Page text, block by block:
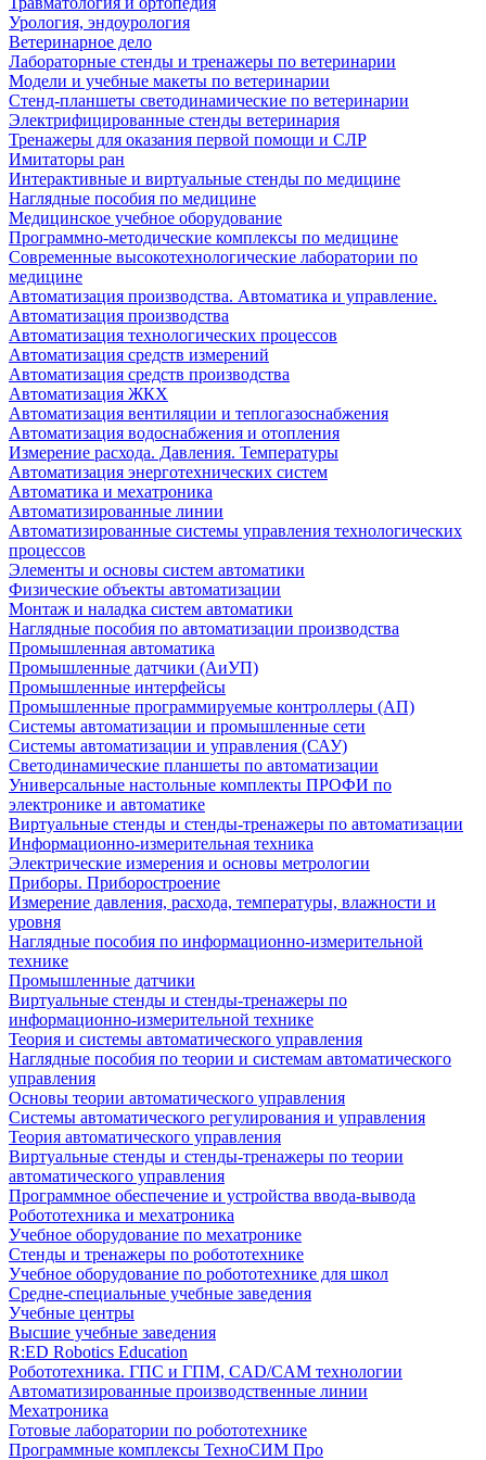
Урология, эндоурология
Ветеринарное дело
Лабораторные стенды и тренажеры по ветеринарии
Модели и учебные макеты по ветеринарии
Стенд-планшеты светодинамические по ветеринарии
Электрифицированные стенды ветеринария
Тренажеры для оказания первой помощи и СЛР
Имитаторы ран
Интерактивные и виртуальные стенды по медицине
Наглядные пособия по медицине
Медицинское учебное оборудование
Программно-методические комплексы по медицине
Современные высокотехнологические лаборатории по
медицине
Автоматизация производства. Автоматика и управление.
Автоматизация производства
Автоматизация технологических процессов
Автоматизация средств измерений
Автоматизация средств производства
Автоматизация ЖКХ
Автоматизация вентиляции и теплогазоснабжения
Автоматизация водоснабжения и отопления
Измерение расхода. Давления. Температуры
Автоматизация энерготехнических систем
Автоматика и мехатроника
Автоматизированные линии
Автоматизированные системы управления технологических
процессов
Элементы и основы систем автоматики
Физические объекты автоматизации
Монтаж и наладка систем автоматики
Наглядные пособия по автоматизации производства
Промышленная автоматика
Промышленные датчики (АиУП)
Промышленные интерфейсы
Промышленные программируемые контроллеры (АП)
Системы автоматизации и промышленные сети
Системы автоматизации и управления (САУ)
Светодинамические планшеты по автоматизации
Универсальные настольные комплекты ПРОФИ по
электронике и автоматике
Виртуальные стенды и стенды-тренажеры по автоматизации
Информационно-измерительная техника
Электрические измерения и основы метрологии
Приборы. Приборостроение
Измерение давления, расхода, температуры, влажности и
уровня
Наглядные пособия по информационно-измерительной
технике
Промышленные датчики
Виртуальные стенды и стенды-тренажеры по
информационно-измерительной технике
Теория и системы автоматического управления
Наглядные пособия по теории и системам автоматического
управления
Основы теории автоматического управления
Системы автоматического регулирования и управления
Теория автоматического управления
Виртуальные стенды и стенды-тренажеры по теории
автоматического управления
Программное обеспечение и устройства ввода-вывода
Робототехника и мехатроника
Учебное оборудование по мехатронике
Стенды и тренажеры по робототехнике
Учебное оборудование по робототехнике для школ
Средне-специальные учебные заведения
Учебные центры
Высшие учебные заведения
R:ED Robotics Education
Робототехника. ГПС и ГПМ, CAD/CAM технологии
Автоматизированные производственные линии
Мехатроника
Готовые лаборатории по робототехнике
Программные комплексы ТехноСИМ Про